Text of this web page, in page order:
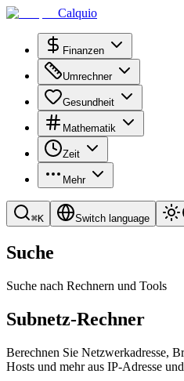
Calquio
Finanzen
Umrechner
Gesundheit
Mathematik
Zeit
Mehr
⌘K Switch language
Suche
Suche nach Rechnern und Tools
Subnetz-Rechner
Berechnen Sie Netzwerkadresse,
Hosts und mehr aus IP-Adresse